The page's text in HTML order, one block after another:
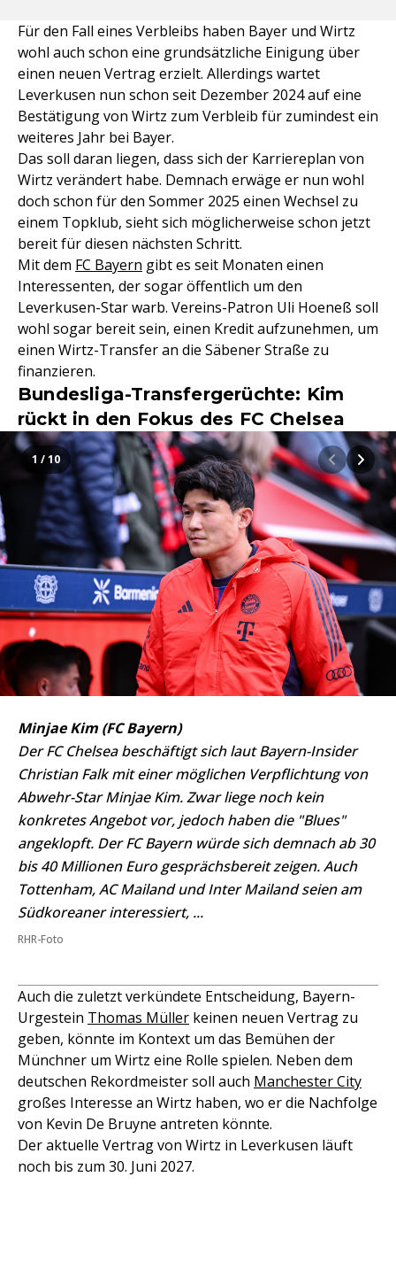
Für den Fall eines Verbleibs haben Bayer und Wirtz
wohl auch schon eine grundsätzliche Einigung über
einen neuen Vertrag erzielt. Allerdings wartet
Leverkusen nun schon seit Dezember 2024 auf eine
Bestätigung von Wirtz zum Verbleib für zumindest ein
weiteres Jahr bei Bayer.
Das soll daran liegen, dass sich der Karriereplan von
Wirtz verändert habe. Demnach erwäge er nun wohl
doch schon für den Sommer 2025 einen Wechsel zu
einem Topklub, sieht sich möglicherweise schon jetzt
bereit für diesen nächsten Schritt.
Mit dem FC Bayern gibt es seit Monaten einen
Interessenten, der sogar öffentlich um den
Leverkusen-Star warb. Vereins-Patron Uli Hoeneß soll
wohl sogar bereit sein, einen Kredit aufzunehmen, um
einen Wirtz-Transfer an die Säbener Straße zu
finanzieren.
Bundesliga-Transfergerüchte: Kim
rückt in den Fokus des FC Chelsea
Minjae Kim (FC Bayern)
Der FC Chelsea beschäftigt sich laut Bayern-Insider
Christian Falk mit einer möglichen Verpflichtung von
Abwehr-Star Minjae Kim. Zwar liege noch kein
konkretes Angebot vor, jedoch haben die "Blues"
angeklopft. Der FC Bayern würde sich demnach ab 30
bis 40 Millionen Euro gesprächsbereit zeigen. Auch
Tottenham, AC Mailand und Inter Mailand seien am
Südkoreaner interessiert, ...
RHR-Foto
1 / 10
Auch die zuletzt verkündete Entscheidung, Bayern-
Urgestein Thomas Müller keinen neuen Vertrag zu
geben, könnte im Kontext um das Bemühen der
Münchner um Wirtz eine Rolle spielen. Neben dem
deutschen Rekordmeister soll auch Manchester City
großes Interesse an Wirtz haben, wo er die Nachfolge
von Kevin De Bruyne antreten könnte.
Der aktuelle Vertrag von Wirtz in Leverkusen läuft
noch bis zum 30. Juni 2027.